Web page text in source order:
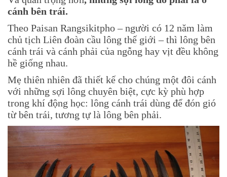
cánh bên trái.
Theo Paisan Rangsikitpho – người có 12 năm làm
chủ tịch Liên đoàn cầu lông thế giới – thì lông bên
cánh trái và cánh phải của ngỗng hay vịt đều không
hề giống nhau.
Mẹ thiên nhiên đã thiết kế cho chúng một đôi cánh
với những sợi lông chuyên biệt, cực kỳ phù hợp
trong khí động học: lông cánh trái dùng để đón gió
từ bên trái, tương tự là lông bên phải.